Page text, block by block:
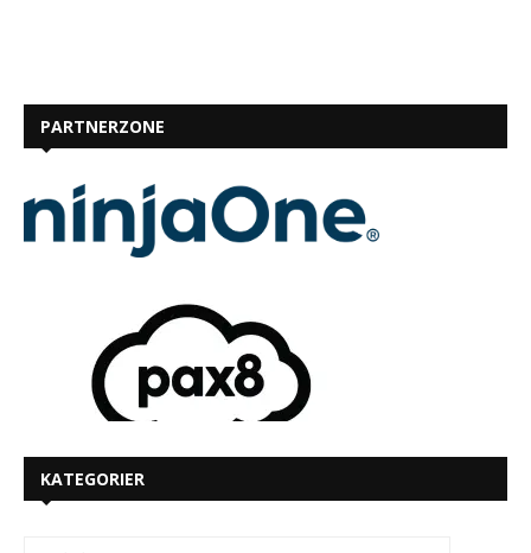
PARTNERZONE
KATEGORIER